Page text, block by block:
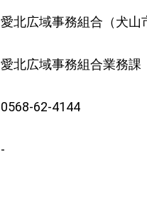
愛北広域事務組合（犬
愛北広域事務組合業務課
0568-62-4144
-